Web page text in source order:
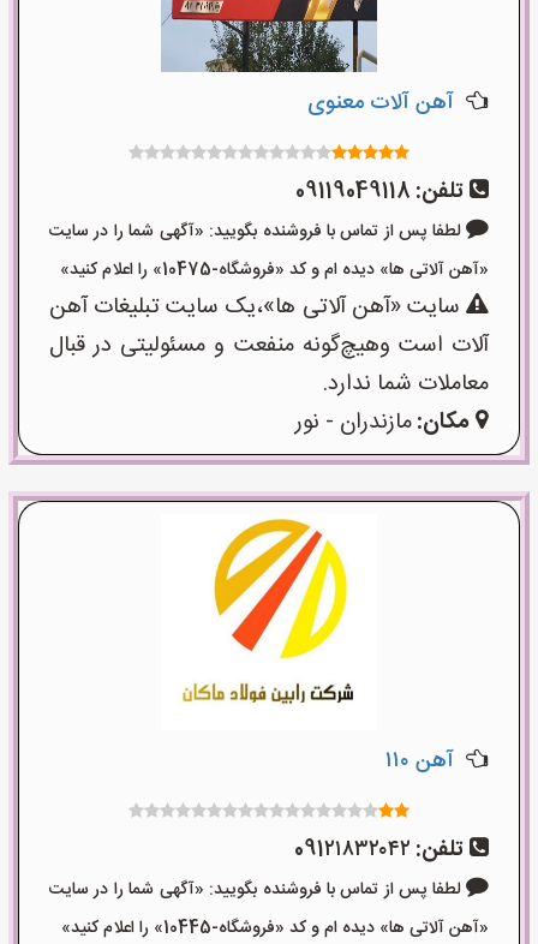
آهن آلات معنوی
تلفن: 09119049118
لطفا پس از تماس با فروشنده بگویید: «آگهی شما را در سایت
«آهن آلاتی ها» دیده ام و کد «فروشگاه-10475» را اعلام کنید»
سایت «آهن آلاتی ها»،یک سایت تبلیغات آهن
آلات است وهیچ‌گونه منفعت و مسئولیتی در قبال
معاملات شما ندارد.
مکان:مازندران - نور
آهن ۱۱۰
تلفن: 091۲۱۸۳۲۰۴۲
لطفا پس از تماس با فروشنده بگویید: «آگهی شما را در سایت
«آهن آلاتی ها» دیده ام و کد «فروشگاه-10445» را اعلام کنید»